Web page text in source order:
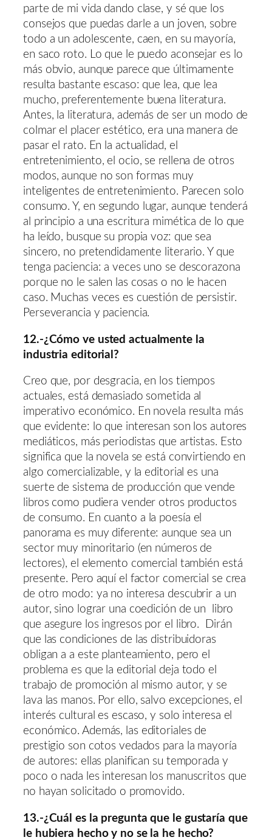
parte de mi vida dando clase, y sé que los
consejos que puedas darle a un joven, sobre
todo a un adolescente, caen, en su mayoría,
en saco roto. Lo que le puedo aconsejar es lo
más obvio, aunque parece que últimamente
resulta bastante escaso: que lea, que lea
mucho, preferentemente buena literatura.
Antes, la literatura, además de ser un modo de
colmar el placer estético, era una manera de
pasar el rato. En la actualidad, el
entretenimiento, el ocio, se rellena de otros
modos, aunque no son formas muy
inteligentes de entretenimiento. Parecen solo
consumo. Y, en segundo lugar, aunque tenderá
al principio a una escritura mimética de lo que
ha leído, busque su propia voz: que sea
sincero, no pretendidamente literario. Y que
tenga paciencia: a veces uno se descorazona
porque no le salen las cosas o no le hacen
caso. Muchas veces es cuestión de persistir.
Perseverancia y paciencia.
12.-¿Cómo ve usted actualmente la
industria editorial?
Creo que, por desgracia, en los tiempos
actuales, está demasiado sometida al
imperativo económico. En novela resulta más
que evidente: lo que interesan son los autores
mediáticos, más periodistas que artistas. Esto
significa que la novela se está convirtiendo en
algo comercializable, y la editorial es una
suerte de sistema de producción que vende
libros como pudiera vender otros productos
de consumo. En cuanto a la poesía el
panorama es muy diferente: aunque sea un
sector muy minoritario (en números de
lectores), el elemento comercial también está
presente. Pero aquí el factor comercial se crea
de otro modo: ya no interesa descubrir a un
autor, sino lograr una coedición de un libro
que asegure los ingresos por el libro. Dirán
que las condiciones de las distribuidoras
obligan a a este planteamiento, pero el
problema es que la editorial deja todo el
trabajo de promoción al mismo autor, y se
lava las manos. Por ello, salvo excepciones, el
interés cultural es escaso, y solo interesa el
económico. Además, las editoriales de
prestigio son cotos vedados para la mayoría
de autores: ellas planifican su temporada y
poco o nada les interesan los manuscritos que
no hayan solicitado o promovido.
13.-¿Cuál es la pregunta que le gustaría que
le hubiera hecho y no se la he hecho?